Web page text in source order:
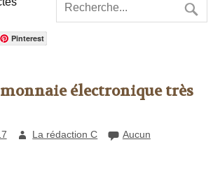
Pinterest
électronique très
La rédaction C
Aucun